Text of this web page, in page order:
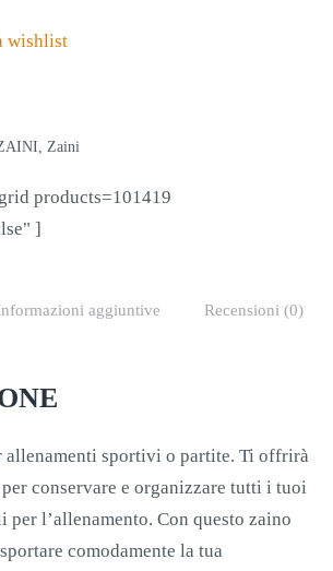
wishlist
, Zaini
products=101419
]
aggiuntive Recensioni (0)
allenamenti sportivi o partite. Ti offrirà
conservare e organizzare tutti i tuoi
per l’allenamento. Con questo zaino
comodamente la tua